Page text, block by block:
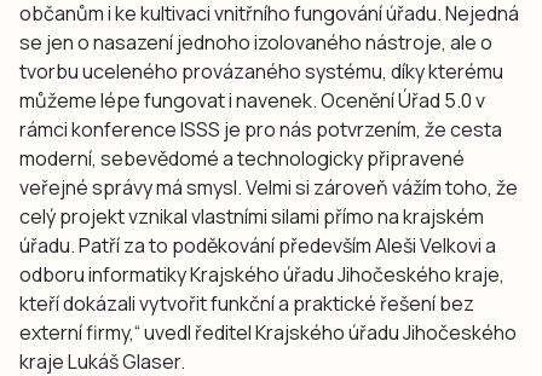
občanům i ke kultivaci vnitřního fungování úřadu. Nejedná
se jen o nasazení jednoho izolovaného nástroje, ale o
tvorbu uceleného provázaného systému, díky kterému
můžeme lépe fungovat i navenek. Ocenění Úřad 5.0 v
rámci konference ISSS je pro nás potvrzením, že cesta
moderní, sebevědomé a technologicky připravené
veřejné správy má smysl. Velmi si zároveň vážím toho, že
celý projekt vznikal vlastními silami přímo na krajském
úřadu. Patří za to poděkování především Aleši Velkovi a
odboru informatiky Krajského úřadu Jihočeského kraje,
kteří dokázali vytvořit funkční a praktické řešení bez
externí firmy,“ uvedl ředitel Krajského úřadu Jihočeského
kraje Lukáš Glaser.